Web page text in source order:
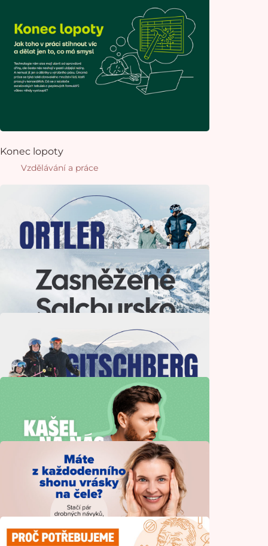
Konec lopoty
Vzdělávání a práce
Italský ráj zimního dobrodružství
Cestování
Zasněžené Salcbursko na deset způsobů
Cestování
Zima jako z obrázkové knížky
Cestování
Kašel na nás nekašle